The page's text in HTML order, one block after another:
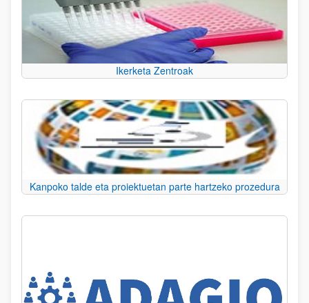
Ikerketa Zentroak
Kanpoko talde eta proiektuetan parte hartzeko prozedura